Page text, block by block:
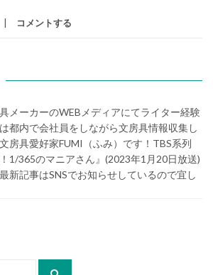
コメントする
メーカーのWEBメディアにてライター経験
都内で会社員をしながら文房具情報収集し
房具愛好家FUMI（ふみ）です！TBS系列
！1/365のマニアさん』(2023年1月20日放送)
新記事はSNSでお知らせしているので宜し